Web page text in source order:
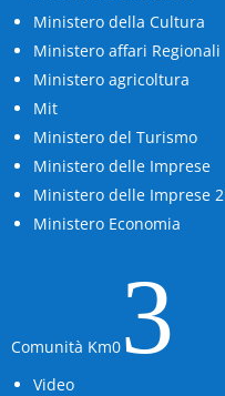
Ministero della Cultura
Ministero affari Regionali
Ministero agricoltura
Mit
Ministero del Turismo
Ministero delle Imprese
Ministero delle Imprese 2
Ministero Economia
Comunità Km0 3
Video